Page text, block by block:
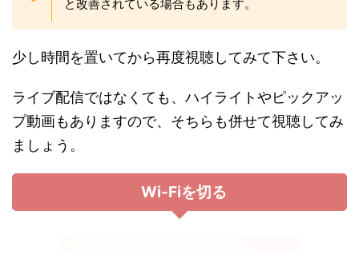
と改善されている場合もあります。
少し時間を置いてから再度視聴してみて下さい。
ライブ配信ではなくても、ハイライトやピックアッ
プ動画もありますので、そちらも併せて視聴してみ
ましょう。
Wi-Fiを切る